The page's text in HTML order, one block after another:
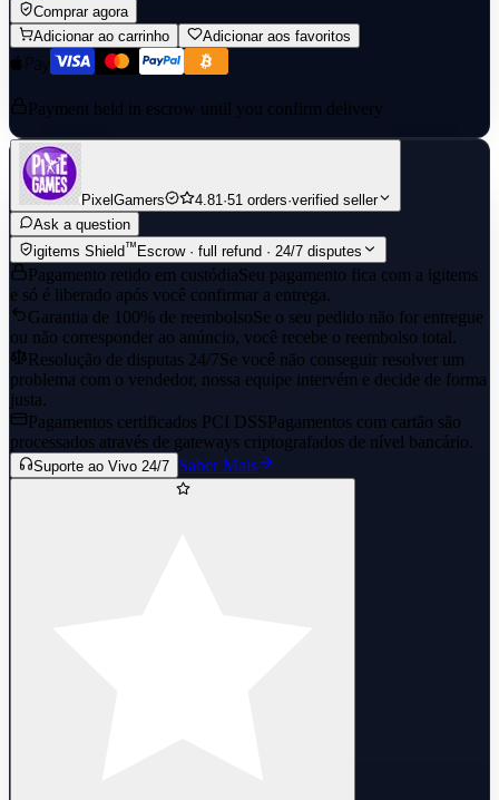
Comprar agora
Adicionar ao carrinho
Adicionar aos favoritos
Payment held in escrow until you confirm delivery
PixelGamers 4.81 ·51 orders·verified seller
Ask a question
igitems Shield™ Escrow · full refund · 24/7 disputes
Pagamento retido em custódiaSeu pagamento fica com a igitems
e só é liberado após você confirmar a entrega.
Garantia de 100% de reembolsoSe o seu pedido não for entregue
ou não corresponder ao anúncio, você recebe o reembolso total.
Resolução de disputas 24/7Se você não conseguir resolver um
problema com o vendedor, nossa equipe intervém e decide de forma
justa.
Pagamentos certificados PCI DSSPagamentos com cartão são
processados através de gateways criptografados de nível bancário.
Suporte ao Vivo 24/7 Saber Mais